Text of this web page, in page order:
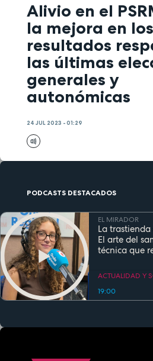
Alivio en el
la mejora en los
resultados
las últimas
generales y
autonómicas
24 JUL 2023 - 01:29
PODCASTS DESTACADOS
EL MIRADOR
La
El arte del
técnica que
actual
ACTUALIDAD Y
19:00